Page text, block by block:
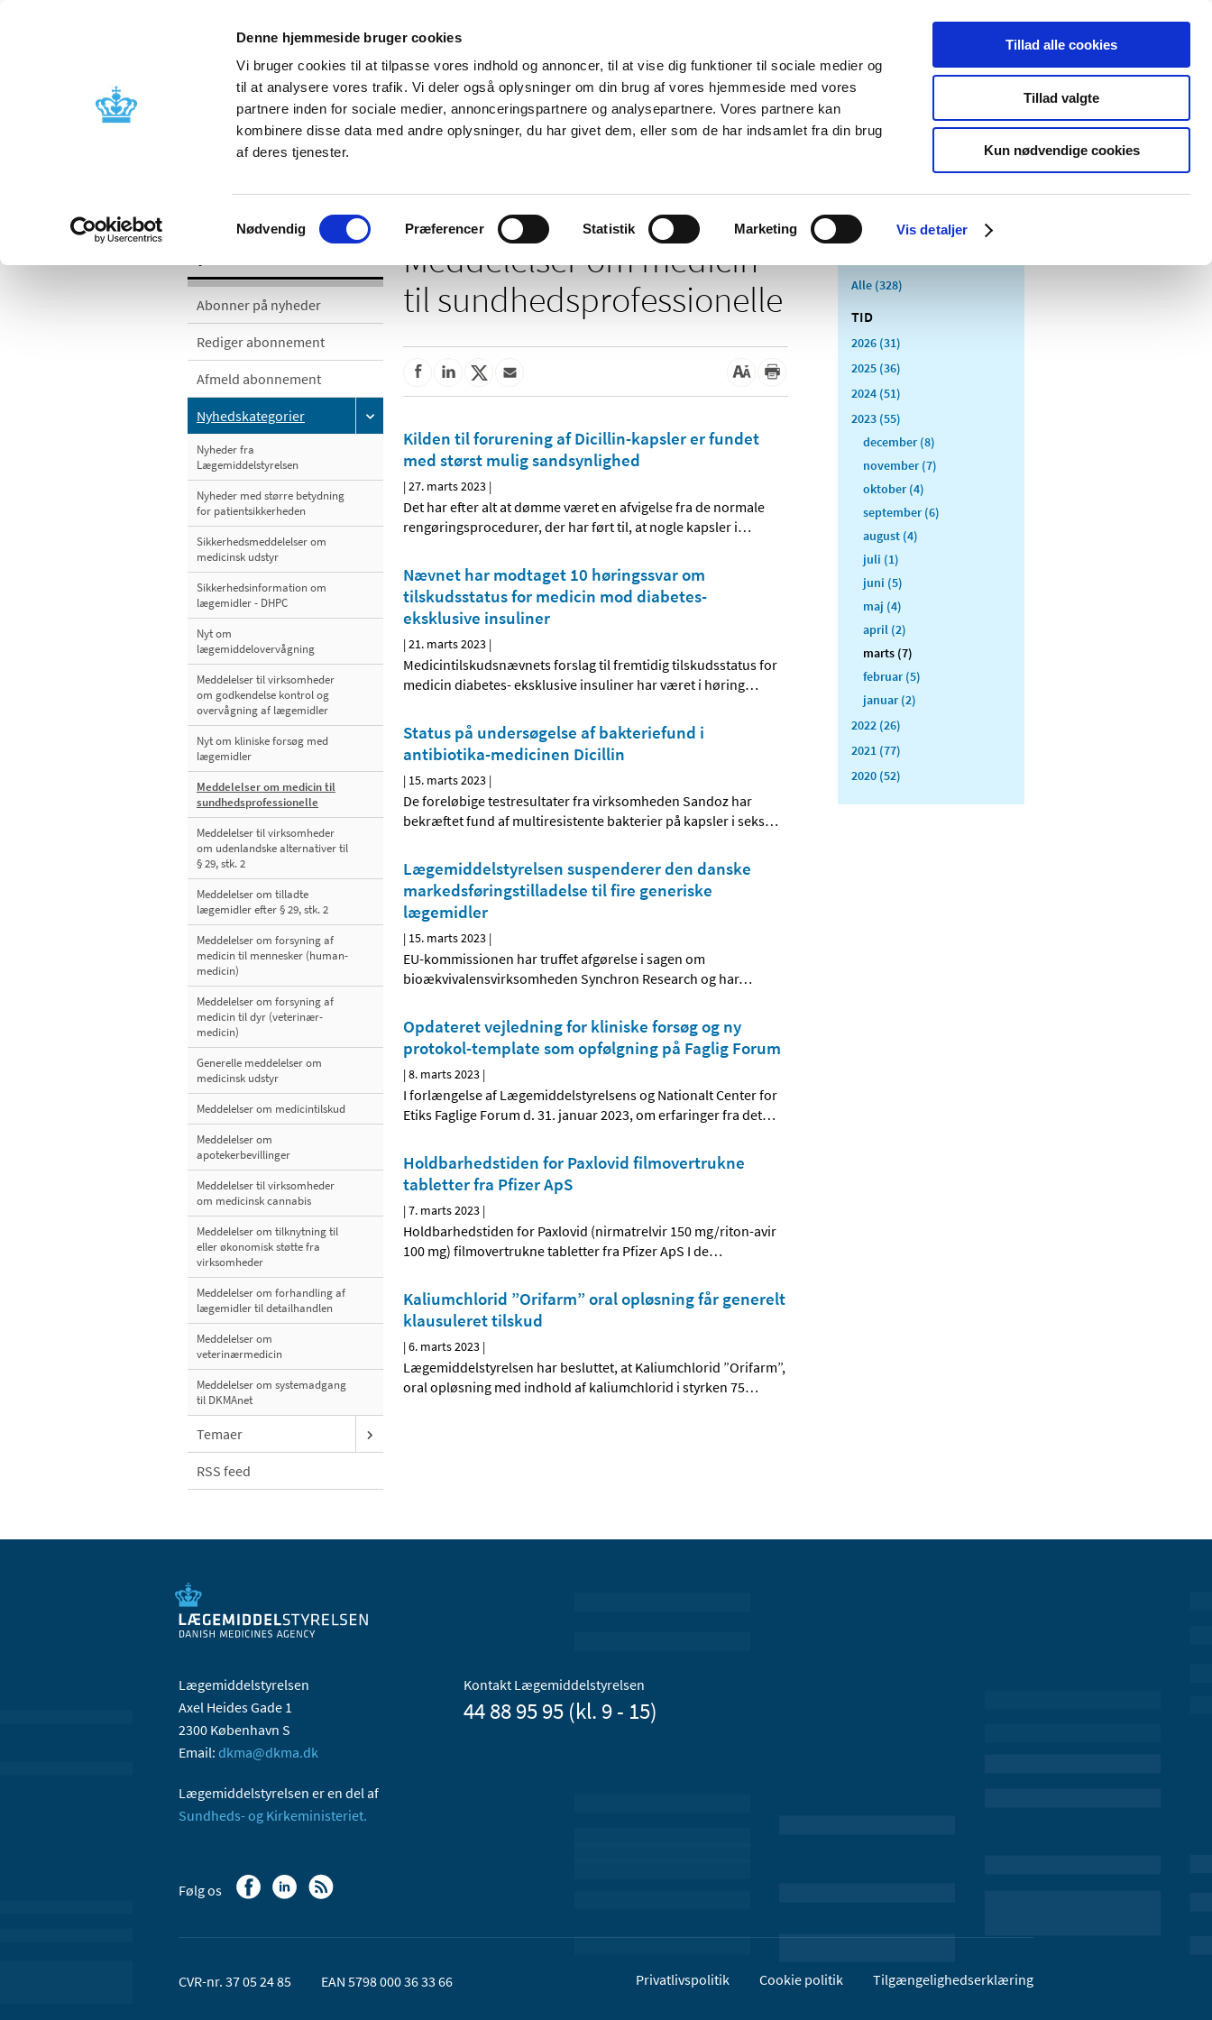
Denne hjemmeside bruger cookies
Vi bruger cookies til at tilpasse vores indhold og annoncer, til at vise dig funktioner til sociale medier og
til at analysere vores trafik. Vi deler også oplysninger om din brug af vores hjemmeside med vores
partnere inden for sociale medier, annonceringspartnere og analysepartnere. Vores partnere kan
kombinere disse data med andre oplysninger, du har givet dem, eller som de har indsamlet fra din brug
af deres tjenester.
Samtykkevalg
Nødvendig Præferencer Statistik Marketing Vis detaljer
Tillad alle cookies
Tillad valgte
Kun nødvendige cookies
Nyheder Om os Kontakt Udgivelser
Godkendelse og
Bivirkninger og
produktinformation
Tilskud og
Apoteker og salg af
Medicinsk
Særlige
produktområder
Abonner på nyheder
Rediger abonnement
Afmeld abonnement
Nyhedskategorier
Nyheder fra
Lægemiddelstyrelsen
Nyheder med større betydning
for patientsikkerheden
Sikkerhedsmeddelelser om
medicinsk udstyr
Sikkerhedsinformation om
lægemidler - DHPC
Nyt om
lægemiddelovervågning
Meddelelser til virksomheder
om godkendelse kontrol og
overvågning af lægemidler
Nyt om kliniske forsøg med
lægemidler
Meddelelser om medicin til
sundhedsprofessionelle
Meddelelser til virksomheder
om udenlandske alternativer til
§ 29, stk. 2
Meddelelser om tilladte
lægemidler efter § 29, stk. 2
Meddelelser om forsyning af
medicin til mennesker (human-
medicin)
Meddelelser om forsyning af
medicin til dyr (veterinær-
medicin)
Generelle meddelelser om
medicinsk udstyr
Meddelelser om medicintilskud
Meddelelser om
apotekerbevillinger
Meddelelser til virksomheder
om medicinsk cannabis
Meddelelser om tilknytning til
eller økonomisk støtte fra
virksomheder
Meddelelser om forhandling af
lægemidler til detailhandlen
Meddelelser om
veterinærmedicin
Meddelelser om systemadgang
til DKMAnet
Temaer
RSS feed
Meddelelser om medicin
til sundhedsprofessionelle
Kilden til forurening af Dicillin-kapsler er fundet
med størst mulig sandsynlighed
|27. marts 2023 |
Det har efter alt at dømme været en afvigelse fra de normale
rengøringsprocedurer, der har ført til, at nogle kapsler i…
Nævnet har modtaget 10 høringssvar om
tilskudsstatus for medicin mod diabetes-
eksklusive insuliner
|21. marts 2023 |
Medicintilskudsnævnets forslag til fremtidig tilskudsstatus for
medicin diabetes- eksklusive insuliner har været i høring…
Status på undersøgelse af bakteriefund i
antibiotika-medicinen Dicillin
| 15. marts 2023 |
De foreløbige testresultater fra virksomheden Sandoz har
bekræftet fund af multiresistente bakterier på kapsler i seks…
Lægemiddelstyrelsen suspenderer den danske
markedsføringstilladelse til fire generiske
lægemidler
| 15. marts 2023 |
EU-kommissionen har truffet afgørelse i sagen om
bioækvivalensvirksomheden Synchron Research og har…
Opdateret vejledning for kliniske forsøg og ny
protokol-template som opfølgning på Faglig Forum
|8. marts 2023 |
I forlængelse af Lægemiddelstyrelsens og Nationalt Center for
Etiks Faglige Forum d. 31. januar 2023, om erfaringer fra det…
Holdbarhedstiden for Paxlovid filmovertrukne
tabletter fra Pfizer ApS
|7. marts 2023 |
Holdbarhedstiden for Paxlovid (nirmatrelvir 150 mg/riton-avir
100 mg) filmovertrukne tabletter fra Pfizer ApS I de…
Kaliumchlorid ”Orifarm” oral opløsning får generelt
klausuleret tilskud
|6. marts 2023 |
Lægemiddelstyrelsen har besluttet, at Kaliumchlorid ”Orifarm”,
oral opløsning med indhold af kaliumchlorid i styrken 75…
Alle (328)
TID
2026 (31)
2025 (36)
2024 (51)
2023 (55)
december (8)
november (7)
oktober (4)
september (6)
august (4)
juli (1)
juni (5)
maj (4)
april (2)
marts (7)
februar (5)
januar (2)
2022 (26)
2021 (77)
2020 (52)
Lægemiddelstyrelsen
Axel Heides Gade 1
2300 København S
Email: dkma@dkma.dk
Lægemiddelstyrelsen er en del af
Sundheds- og Kirkeministeriet.
Kontakt Lægemiddelstyrelsen
44 88 95 95 (kl. 9 - 15)
Følg os
CVR-nr. 37 05 24 85 EAN 5798 000 36 33 66 Privatlivspolitik Cookie politik Tilgængelighedserklæring